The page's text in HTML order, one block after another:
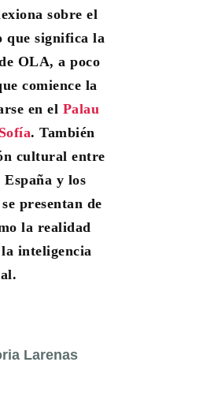
sobre el
que significa la
OLA, a poco
comience la
en el Palau
. También
cultural entre
y los
presentan de
la realidad
inteligencia
Larenas